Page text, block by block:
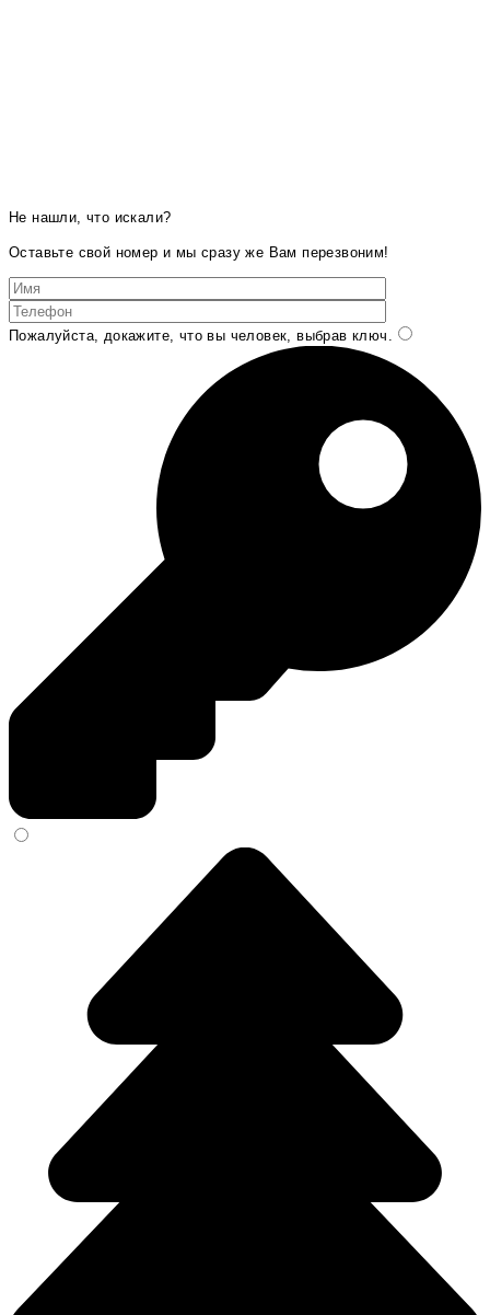
Не нашли, что искали?
Оставьте свой номер и мы сразу же Вам перезвоним!
Пожалуйста, докажите, что вы человек, выбрав ключ .